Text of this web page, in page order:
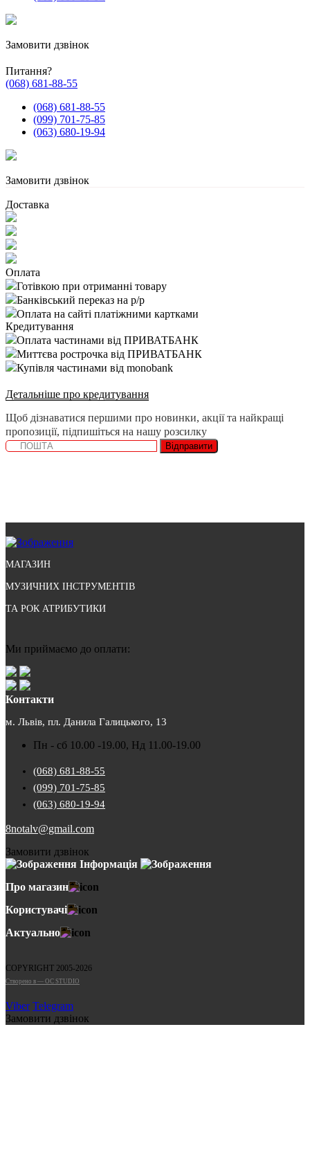
Замовити дзвінок
Питання?
(068) 681-88-55
(068) 681-88-55
(099) 701-75-85
(063) 680-19-94
Замовити дзвінок
Доставка
Оплата
Готівкою при отриманні товару
Банківський переказ на р/р
Оплата на сайті платіжними картками
Кредитування
Оплата частинами від ПРИВАТБАНК
Миттєва рострочка від ПРИВАТБАНК
Купівля частинами від monobank
Детальніше про кредитування
Щоб дізнаватися першими про новинки, акції та найкращі
пропозиції, підпишіться на нашу розсилку
Відправити
МАГАЗИН
МУЗИЧНИХ ІНСТРУМЕНТІВ
ТА РОК АТРИБУТИКИ
Ми приймаємо до оплати:
Контакти
м. Львів, пл. Данила Галицького, 13
Пн - сб 10.00 -19.00, Нд 11.00-19.00
(068) 681-88-55
(099) 701-75-85
(063) 680-19-94
8notalv@gmail.com
Замовити дзвінок
Інформація
Про магазин
Користувачі
Актуально
COPYRIGHT 2005-2026
Cтворено в — OC STUDIO
Viber Telegram
Замовити дзвінок